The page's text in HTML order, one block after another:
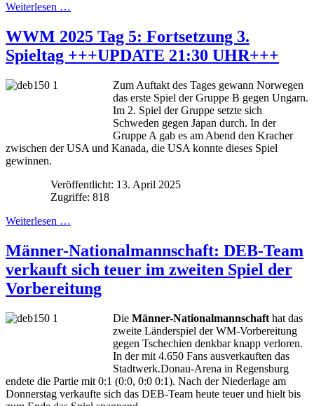
Weiterlesen …
WWM 2025 Tag 5: Fortsetzung 3.
Spieltag +++UPDATE 21:30 UHR+++
Zum Auftakt des Tages gewann Norwegen
das erste Spiel der Gruppe B gegen Ungarn.
Im 2. Spiel der Gruppe setzte sich
Schweden gegen Japan durch. In der
Gruppe A gab es am Abend den Kracher
zwischen der USA und Kanada, die USA konnte dieses Spiel
gewinnen.
Veröffentlicht: 13. April 2025
Zugriffe: 818
Weiterlesen …
Männer-Nationalmannschaft: DEB-Team
verkauft sich teuer im zweiten Spiel der
Vorbereitung
Die Männer-Nationalmannschaft hat das
zweite Länderspiel der WM-Vorbereitung
gegen Tschechien denkbar knapp verloren.
In der mit 4.650 Fans ausverkauften das
Stadtwerk.Donau-Arena in Regensburg
endete die Partie mit 0:1 (0:0, 0:0 0:1). Nach der Niederlage am
Donnerstag verkaufte sich das DEB-Team heute teuer und hielt bis